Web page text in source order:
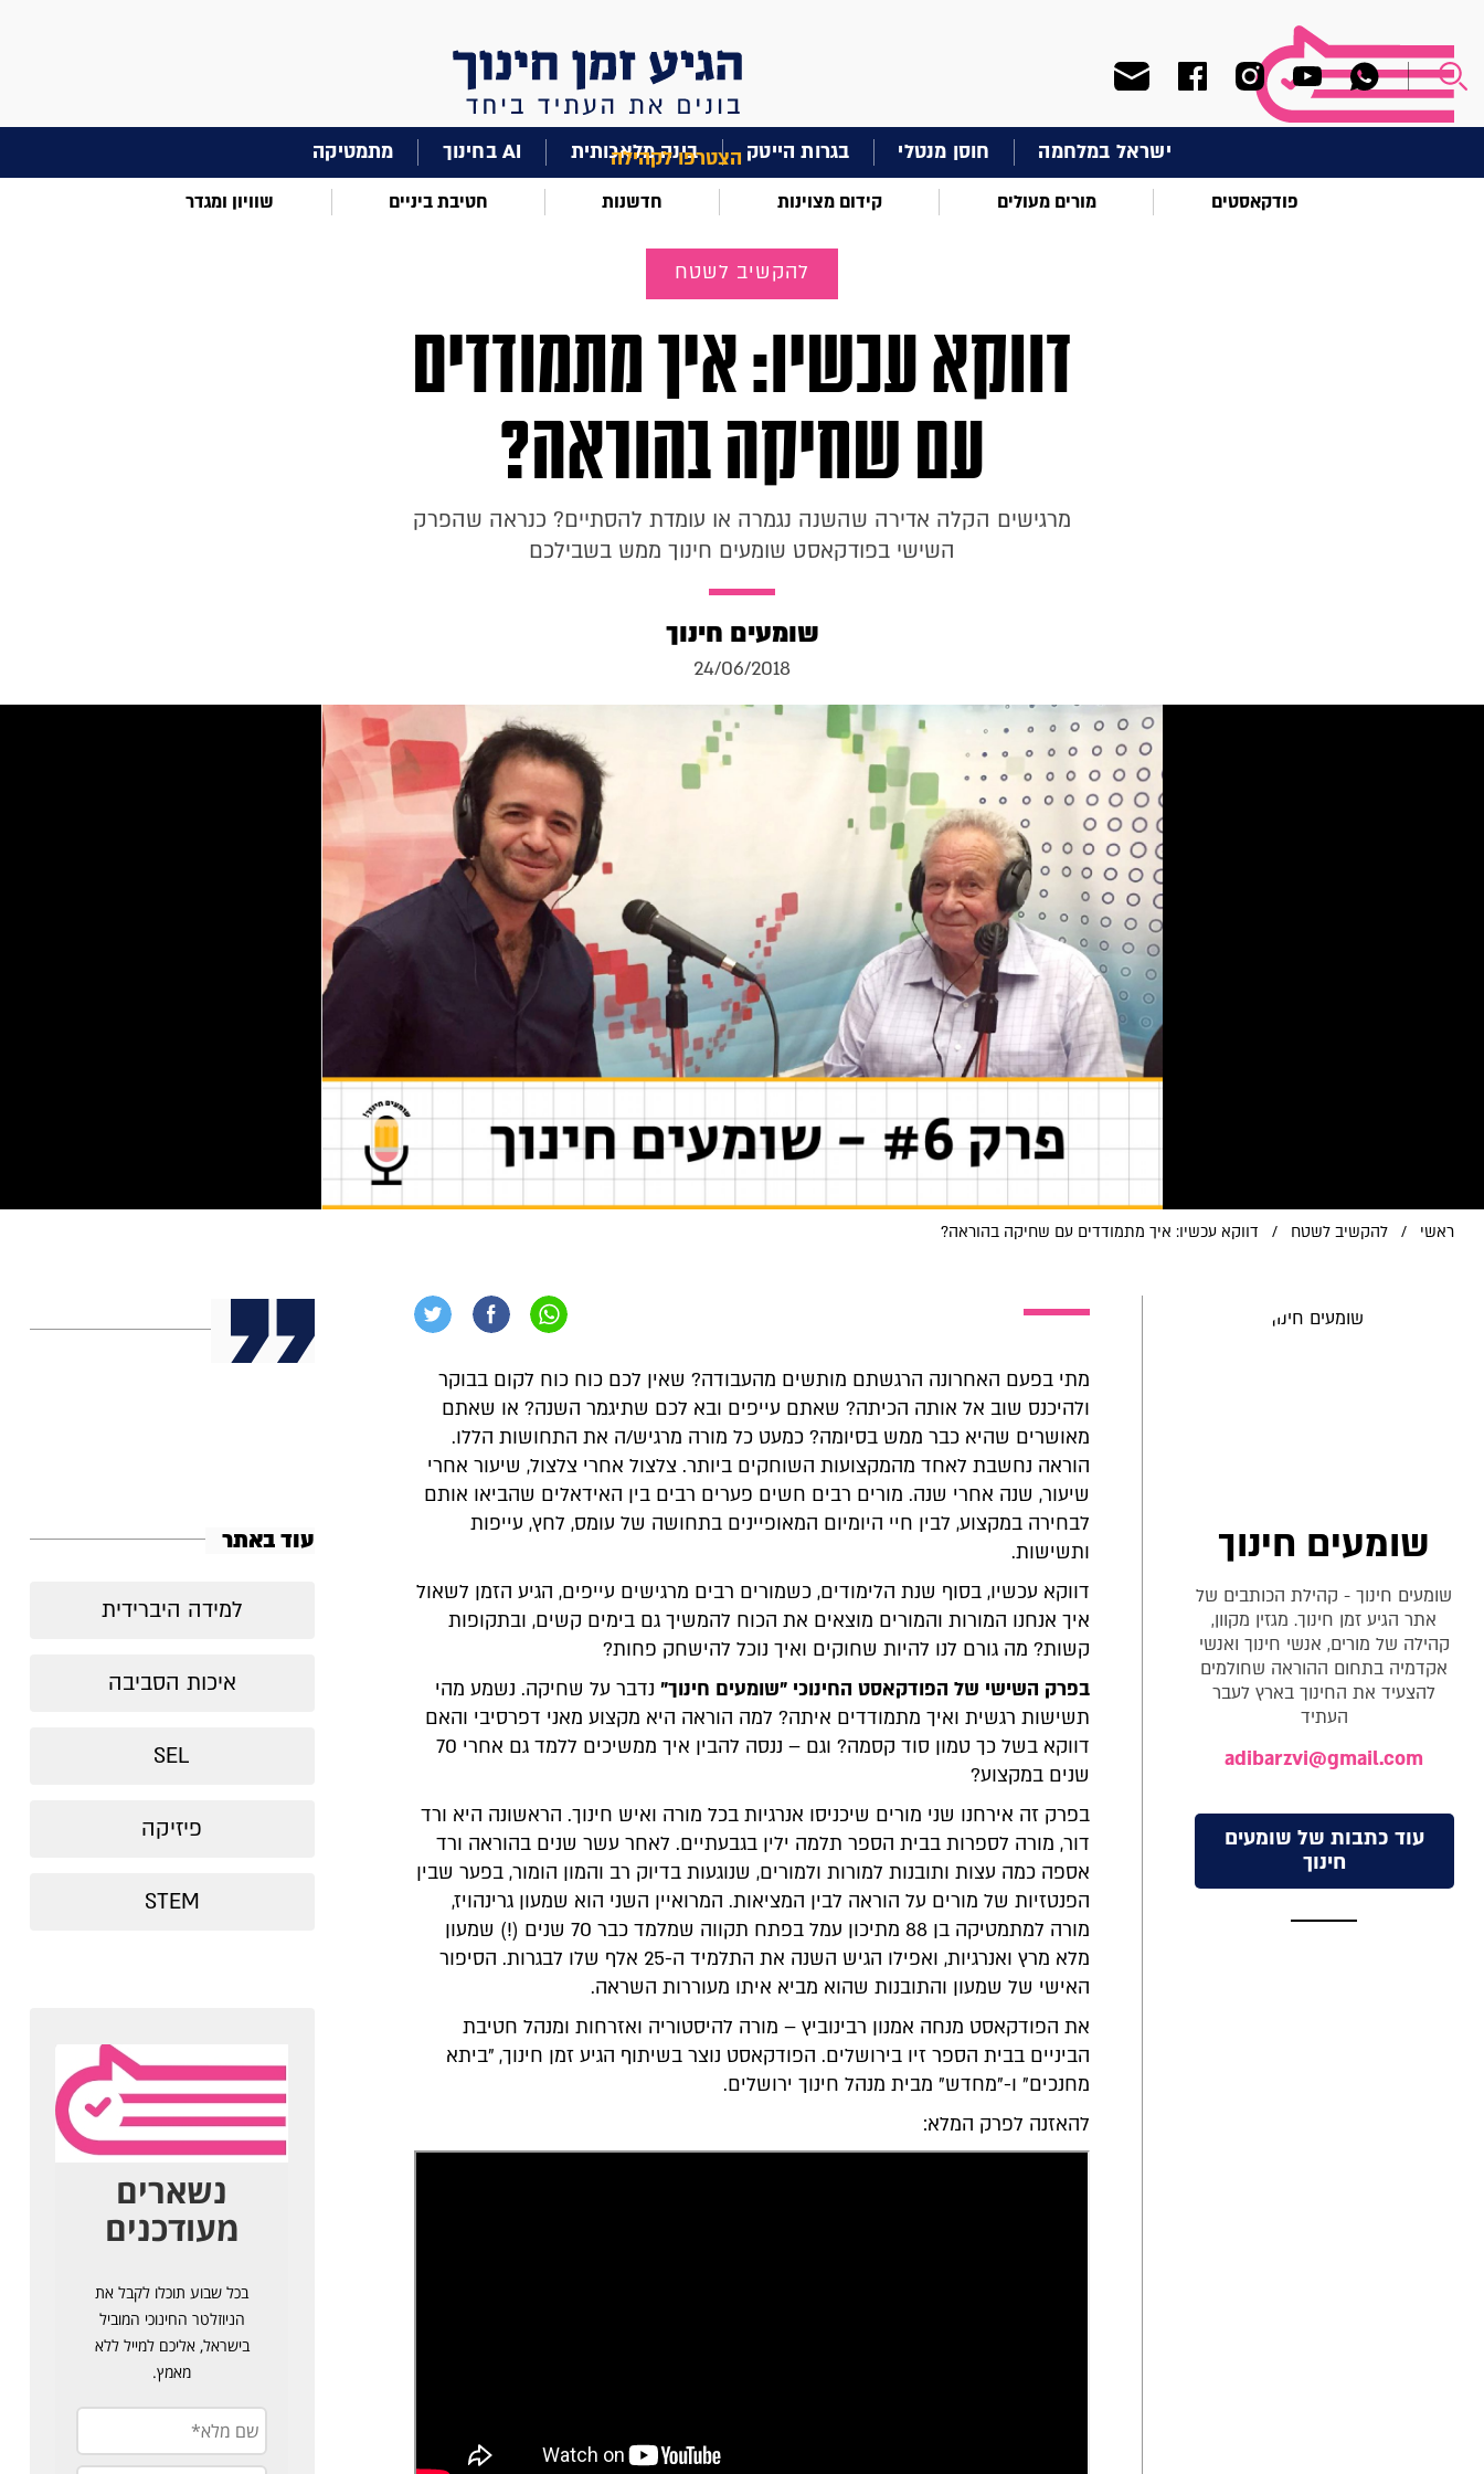
הצטרפו לקהילה ישראל במלחמה חוסן מנטלי בגרות הייטק בינה מלאכותית AI בחינוך מתמטיקה
פודקאסטים מורים מעולים קידום מצוינות חדשנות חטיבת ביניים שוויון ומגדר
להקשיב לשטח
דווקא עכשיו: איך מתמודדים
עם שחיקה בהוראה?
מרגישים הקלה אדירה שהשנה נגמרה או עומדת להסתיים? כנראה שהפרק
השישי בפודקאסט שומעים חינוך ממש בשבילכם
שומעים חינוך
24/06/2018
ראשי / להקשיב לשטח / דווקא עכשיו: איך מתמודדים עם שחיקה בהוראה?
מתי בפעם האחרונה הרגשתם מותשים מהעבודה? שאין לכם כוח כוח לקום בבוקר
ולהיכנס שוב אל אותה הכיתה? שאתם עייפים ובא לכם שתיגמר השנה? או שאתם
מאושרים שהיא כבר ממש בסיומה? כמעט כל מורה מרגיש/ה את התחושות הללו.
הוראה נחשבת לאחד מהמקצועות השוחקים ביותר. צלצול אחרי צלצול, שיעור אחרי
שיעור, שנה אחרי שנה. מורים רבים חשים פערים רבים בין האידאלים שהביאו אותם
לבחירה במקצוע, לבין חיי היומיום המאופיינים בתחושה של עומס, לחץ, עייפות
ותשישות.
דווקא עכשיו, בסוף שנת הלימודים, כשמורים רבים מרגישים עייפים, הגיע הזמן לשאול
איך אנחנו המורות והמורים מוצאים את הכוח להמשיך גם בימים קשים, ובתקופות
קשות? מה גורם לנו להיות שחוקים ואיך נוכל להישחק פחות?
בפרק השישי של הפודקאסט החינוכי "שומעים חינוך"נדבר על שחיקה. נשמע מהי
תשישות רגשית ואיך מתמודדים איתה? למה הוראה היא מקצוע מאני דפרסיבי והאם
דווקא בשל כך טמון סוד קסמה? וגם – ננסה להבין איך ממשיכים ללמד גם אחרי 70
שנים במקצוע?
בפרק זה אירחנו שני מורים שיכניסו אנרגיות בכל מורה ואיש חינוך. הראשונה היא ורד
דור, מורה לספרות בבית הספר תלמה ילין בגבעתיים. לאחר עשר שנים בהוראה ורד
אספה כמה עצות ותובנות למורות ולמורים, שנוגעות בדיוק רב והמון הומור, בפער שבין
הפנטזיות של מורים על הוראה לבין המציאות. המרואיין השני הוא שמעון גרינהויז,
מורה למתמטיקה בן 88 מתיכון עמל בפתח תקווה שמלמד כבר 70 שנים (!) שמעון
מלא מרץ ואנרגיות, ואפילו הגיש השנה את התלמיד ה-25 אלף שלו לבגרות. הסיפור
האישי של שמעון והתובנות שהוא מביא איתו מעוררות השראה.
את הפודקאסט מנחה אמנון רבינוביץ – מורה להיסטוריה ואזרחות ומנהל חטיבת
הביניים בבית הספר זיו בירושלים. הפודקאסט נוצר בשיתוף הגיע זמן חינוך, "ביתא
מחנכים" ו-"מחדש" מבית מנהל חינוך ירושלים.
להאזנה לפרק המלא:
שומעים חינוך
שומעים חינוך - קהילת הכותבים של
אתר הגיע זמן חינוך. מגזין מקוון,
קהילה של מורים, אנשי חינוך ואנשי
אקדמיה בתחום ההוראה שחולמים
להצעיד את החינוך בארץ לעבר
העתיד
adibarzvi@gmail.com
עוד כתבות של שומעים
חינוך
עוד באתר
למידה היברידית
איכות הסביבה
SEL
פיזיקה
STEM